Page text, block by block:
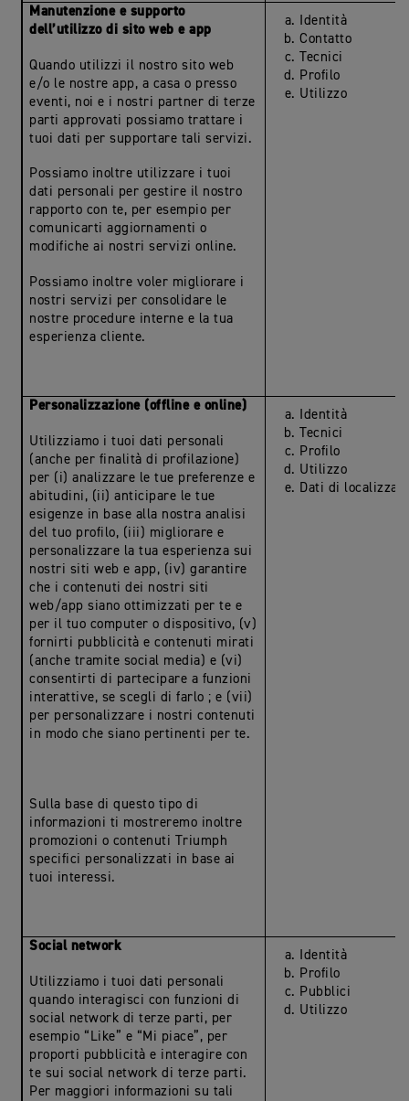
Manutenzione e supporto
dell’utilizzo di sito web e app
Quando utilizzi il nostro sito web
e/o le nostre app, a casa o presso
eventi, noi e i nostri partner di terze
parti approvati possiamo trattare i
tuoi dati per supportare tali servizi.
Possiamo inoltre utilizzare i tuoi
dati personali per gestire il nostro
rapporto con te, per esempio per
comunicarti aggiornamenti o
modifiche ai nostri servizi online.
Possiamo inoltre voler migliorare i
nostri servizi per consolidare le
nostre procedure interne e la tua
esperienza cliente.
Identità
Contatto
Tecnici
Profilo
Utilizzo
Personalizzazione (offline e online)
Utilizziamo i tuoi dati personali
(anche per finalità di profilazione)
per (i) analizzare le tue preferenze e
abitudini, (ii) anticipare le tue
esigenze in base alla nostra analisi
del tuo profilo, (iii) migliorare e
personalizzare la tua esperienza sui
nostri siti web e app, (iv) garantire
che i contenuti dei nostri siti
web/app siano ottimizzati per te e
per il tuo computer o dispositivo, (v)
fornirti pubblicità e contenuti mirati
(anche tramite social media) e (vi)
consentirti di partecipare a funzioni
interattive, se scegli di farlo ; e (vii)
per personalizzare i nostri contenuti
in modo che siano pertinenti per te.
Sulla base di questo tipo di
informazioni ti mostreremo inoltre
promozioni o contenuti Triumph
specifici personalizzati in base ai
tuoi interessi.
Identità
Tecnici
Profilo
Utilizzo
Dati di
Social network
Utilizziamo i tuoi dati personali
quando interagisci con funzioni di
social network di terze parti, per
esempio “Like” e “Mi piace”, per
proporti pubblicità e interagire con
te sui social network di terze parti.
Per maggiori informazioni su tali
Identità
Profilo
Pubblici
Utilizzo